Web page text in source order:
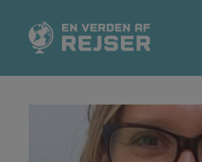
DESTINATIONER
REJSETIPS